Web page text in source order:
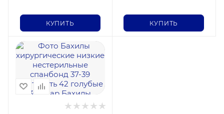
КУПИТЬ КУПИТЬ